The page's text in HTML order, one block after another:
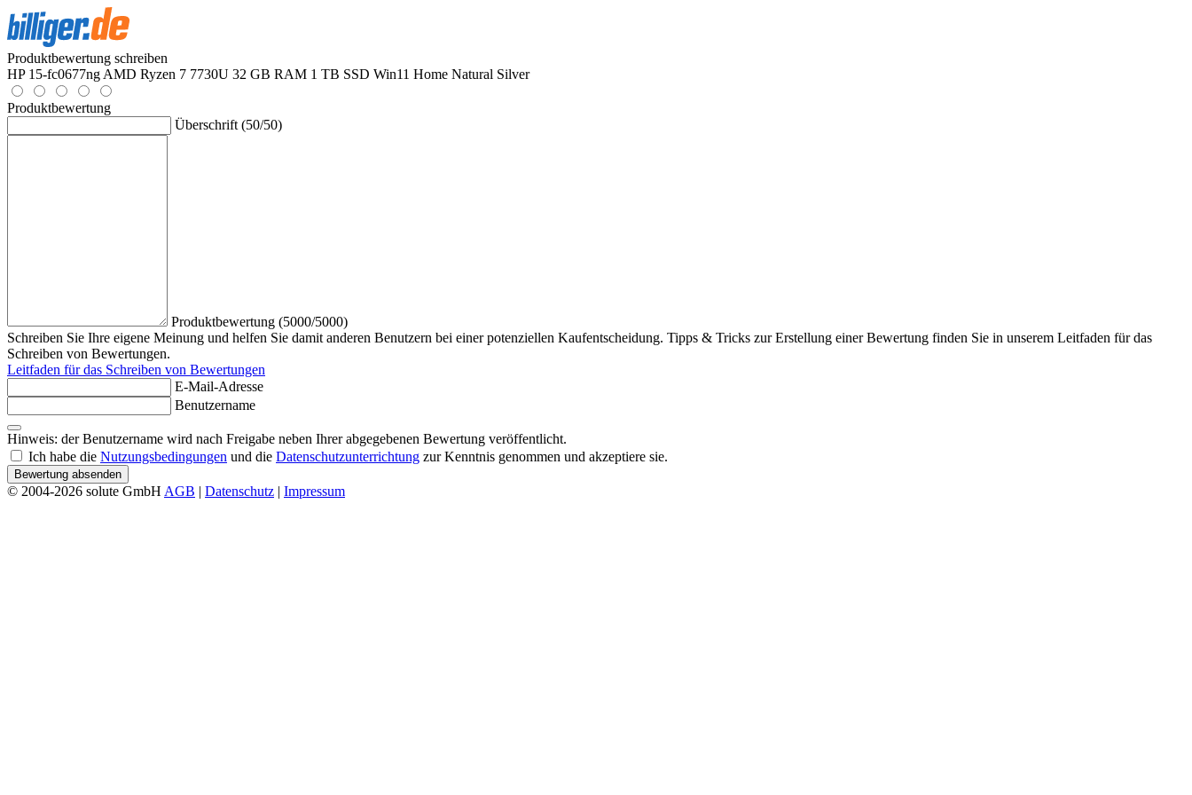
Produktbewertung schreiben
HP 15-fc0677ng AMD Ryzen 7 7730U 32 GB RAM 1 TB SSD Win11 Home Natural Silver
Produktbewertung
Überschrift (50/50)
Produktbewertung (5000/5000)
Schreiben Sie Ihre eigene Meinung und helfen Sie damit anderen Benutzern bei einer potenziellen Kaufentscheidung. Tipps & Tricks zur Erstellung einer Bewertung finden Sie in unserem Leitfaden für das
Schreiben von Bewertungen.
Leitfaden für das Schreiben von Bewertungen
E-Mail-Adresse
Benutzername
Hinweis: der Benutzername wird nach Freigabe neben Ihrer abgegebenen Bewertung veröffentlicht.
Ich habe die Nutzungsbedingungen und die Datenschutzunterrichtung zur Kenntnis genommen und akzeptiere sie.
Bewertung absenden
© 2004-2026 solute GmbH AGB | Datenschutz | Impressum